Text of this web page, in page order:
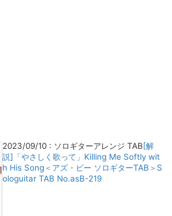
2023/09/10 : ソロギターアレンジ TAB[解
説]「やさしく歌って」Killing Me Softly wit
h His Song＜アズ・ビー ソロギターTAB＞S
ologuitar TAB No.asB-219